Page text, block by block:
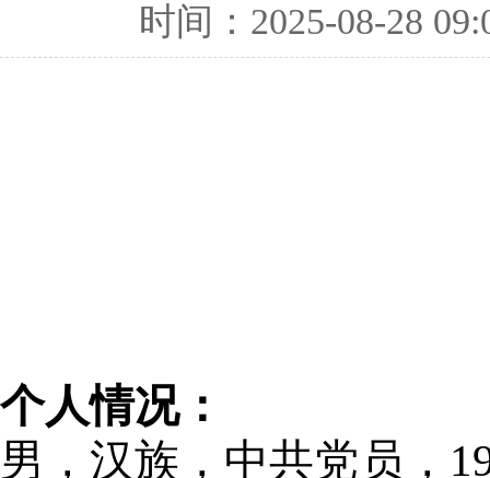
时间：2025-08-28
个人情况：
男，汉族，中共党员，